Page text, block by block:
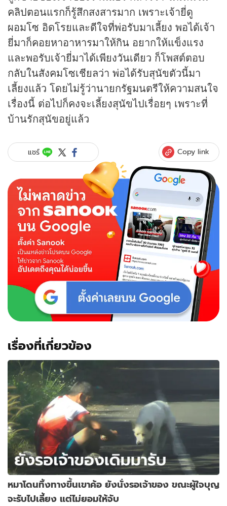
คลิปตอนแรกก็รู้สึกสงสารมาก เพราะเจ้ายี่ดู
ผอมโซ อิดโรยและดีใจที่พ่อรับมาเลี้ยง พอได้เจ้า
ยี่มาก็คอยหาอาหารมาให้กิน อยากให้แข็งแรง
และพอรับเจ้ายี่มาได้เพียงวันเดียว ก็โพสต์ตอบ
กลับในสังคมโซเชียลว่า พ่อได้รับสุนัขตัวนี้มา
เลี้ยงแล้ว โดยไม่รู้ว่านายกรัฐมนตรีให้ความสนใจ
เรื่องนี้ ต่อไปก็คงจะเลี้ยงสุนัขไปเรื่อยๆ เพราะที่
บ้านรักสุนัขอยู่แล้ว
แชร์ Copy link
เรื่องที่เกี่ยวข้อง
หมาโดนทิ้งทางขึ้นเขาค้อ ยังนั่งรอเจ้าของ ขณะผู้ใจบุญ
จะรับไปเลี้ยง แต่ไม่ยอมให้จับ